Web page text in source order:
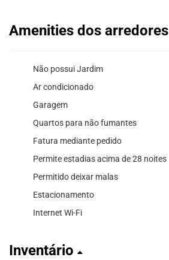
Amenities dos arredores
Não possui Jardim
Ar condicionado
Garagem
Quartos para não fumantes
Fatura mediante pedido
Permite estadias acima de 28 noites
Permitido deixar malas
Estacionamento
Internet Wi-Fi
Inventário